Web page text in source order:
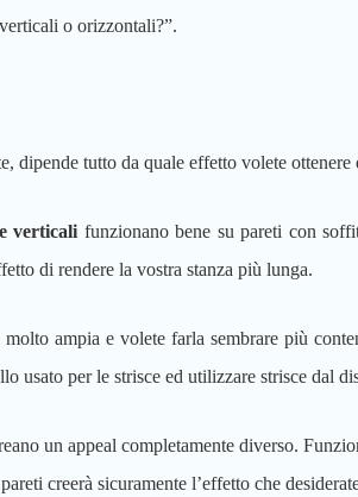
o orizzontali?”.
dipende tutto da quale effetto volete
verticali funzionano bene su pareti con
di rendere la vostra stanza più lunga.
molto ampia e volete farla sembrare più
usato per le strisce ed utilizzare strisce dal
un appeal completamente diverso.
creerà sicuramente l’effetto che